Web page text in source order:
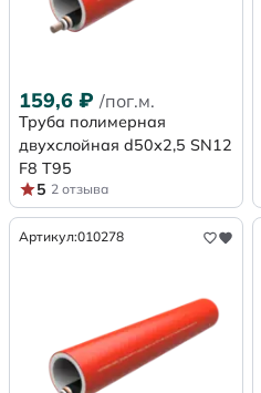
159,6 ₽ /пог.м.
Труба полимерная
двухслойная d50х2,5 SN12
F8 Т95
5 2 отзыва
Артикул:010278